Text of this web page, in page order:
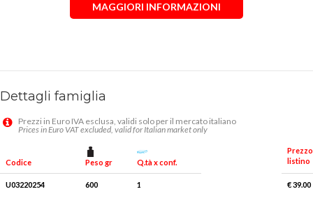
MAGGIORI INFORMAZIONI
Dettagli famiglia
Prezzi in Euro IVA esclusa, validi solo per il mercato italiano
Prices in Euro VAT excluded, valid for Italian market only
Codice Peso gr Q.tà x conf.
Prezzo
listino
U03220254 600 1 € 39.00